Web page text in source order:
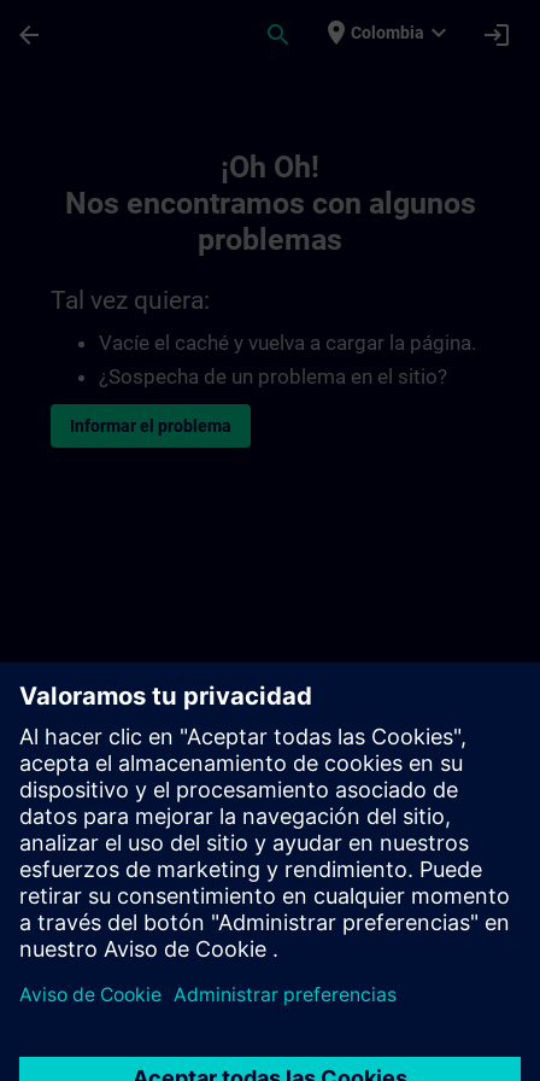
arrow_back search place Colombia expand_more login
¡Oh Oh!
Nos encontramos con algunos
problemas
Tal vez quiera:
Vacíe el caché y vuelva a cargar la página.
¿Sospecha de un problema en el sitio?
Informar el problema